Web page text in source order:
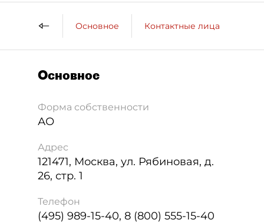
Основное Контактные лица
Основное
Форма собственности
АО
Адрес
121471, Москва, ул. Рябиновая, д.
26, стр. 1
Телефон
(495) 989-15-40, 8 (800) 555-15-40